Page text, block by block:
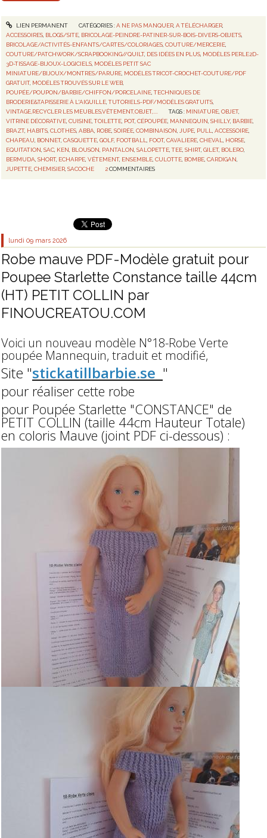
LIEN PERMANENT CATÉGORIES :A NE PAS MANQUER, A TÉLÉCHARGER,
ACCESSOIRES, BLOGS/SITE, BRICOLAGE-PEINDRE-PATINER-SUR-BOIS-DIVERS-OBJETS,
BRICOLAGE/ACTIVITÉS-ENFANTS/CARTES/COLORIAGES,COUTURE/MERCERIE,
COUTURE/PATCHWORK/SCRAPBOOKING//QUILT, DES IDÉES EN PLUS, MODÈLES PERLE2D-
3D-TISSAGE-BIJOUX-LOGICIELS, MODÈLES PETIT SAC
MINIATURE/BIJOUX/MONTRES/PARURE, MODÈLES TRICOT-CROCHET-COUTURE/PDF
GRATUIT, MODÈLES TROUVÉS SUR LE WEB,
POUPÉE/POUPON/BARBIE/CHIFFON/PORCELAINE,TECHNIQUES DE
BRODERIE&TAPISSERIE À L'AIGUILLE,TUTORIELS-PDF/MODÈLES GRATUITS,
VINTAGE,RECYCLER LES MEUBLES,VÊTEMENT,OBJET,....
TAGS : MINIATURE,OBJET,
VITRINE DÉCORATIVE,CUISINE,TOILETTE, POT,CÉPOUPÉE, MANNEQUIN,SHILLY, BARBIE,
BRAZT, HABITS,CLOTHES,ABBA, ROBE,SOIRÉE,COMBINAISON,JUPE, PULL,ACCESSOIRE,
CHAPEAU, BONNET,CASQUETTE,GOLF, FOOTBALL, FOOT,CAVALIERE,CHEVAL, HORSE,
EQUITATION,SAC, KEN, BLOUSON, PANTALON,SALOPETTE,TEE,SHIRT,GILET, BOLERO,
BERMUDA,SHORT, ECHARPE,VÊTEMENT, ENSEMBLE,CULOTTE, BOMBE,CARDIGAN,
JUPETTE,CHEMISIER,SACOCHE 2 COMMENTAIRES
lundi 09 mars 2026
Robe mauve PDF-Modèle gratuit pour
Poupee Starlette Constance taille 44cm
(HT) PETIT COLLIN par
FINOUCREATOU.COM
Voici un nouveau modèle N°18-Robe Verte
poupée Mannequin, traduit et modifié,
Site "stickatillbarbie.se "
pour réaliser cette robe
pour Poupée Starlette "CONSTANCE" de
PETIT COLLIN (taille 44cm Hauteur Totale)
en coloris Mauve (joint PDF ci-dessous) :